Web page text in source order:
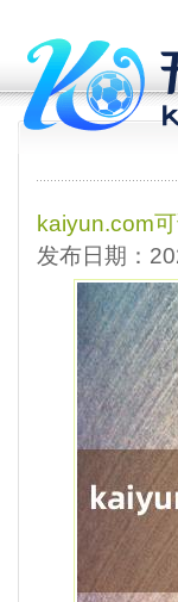
kaiyun.com
发布日期：